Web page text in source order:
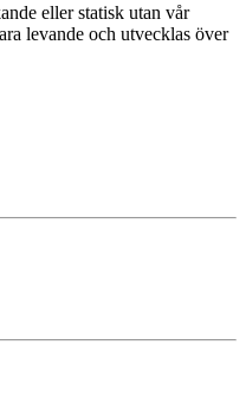
eller statisk utan vår
levande och utvecklas över